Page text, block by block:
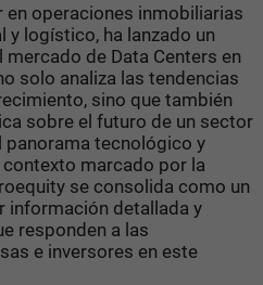
en operaciones inmobiliarias
logístico, ha lanzado un
de Data Centers en
solo analiza las tendencias
sino que también
sobre el futuro de un sector
tecnológico y
marcado por la
se consolida como un
información detallada y
responden a las
e inversores en este